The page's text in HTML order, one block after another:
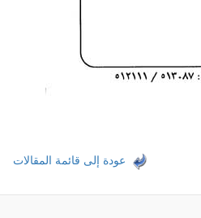
عودة إلى قائمة المقالات